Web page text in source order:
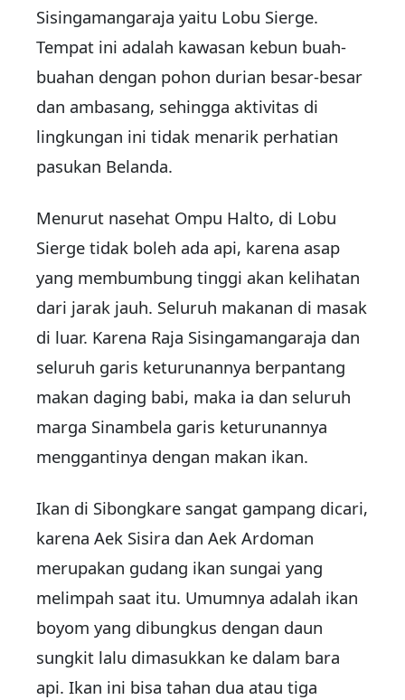
Sisingamangaraja yaitu Lobu Sierge.
Tempat ini adalah kawasan kebun buah-
buahan dengan pohon durian besar-besar
dan ambasang, sehingga aktivitas di
lingkungan ini tidak menarik perhatian
pasukan Belanda.
Menurut nasehat Ompu Halto, di Lobu
Sierge tidak boleh ada api, karena asap
yang membumbung tinggi akan kelihatan
dari jarak jauh. Seluruh makanan di masak
di luar. Karena Raja Sisingamangaraja dan
seluruh garis keturunannya berpantang
makan daging babi, maka ia dan seluruh
marga Sinambela garis keturunannya
menggantinya dengan makan ikan.
Ikan di Sibongkare sangat gampang dicari,
karena Aek Sisira dan Aek Ardoman
merupakan gudang ikan sungai yang
melimpah saat itu. Umumnya adalah ikan
boyom yang dibungkus dengan daun
sungkit lalu dimasukkan ke dalam bara
api. Ikan ini bisa tahan dua atau tiga